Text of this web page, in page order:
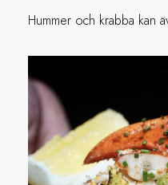
Hummer och krabba kan